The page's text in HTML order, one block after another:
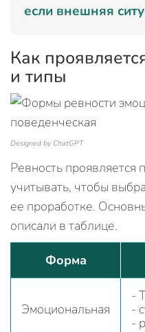
если внешняя
Как
и типы
Designed by ChatGPT
Ревность проявляется
учитывать, чтобы
ее проработке.
описали в таблице.
Форма
Эмоциональная
-
-
-